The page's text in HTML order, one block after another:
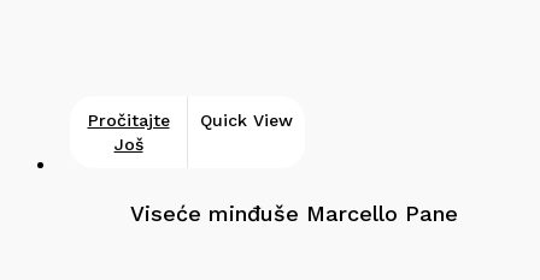
Pročitajte
Još
Quick View
Viseće minđuše Marcello Pane